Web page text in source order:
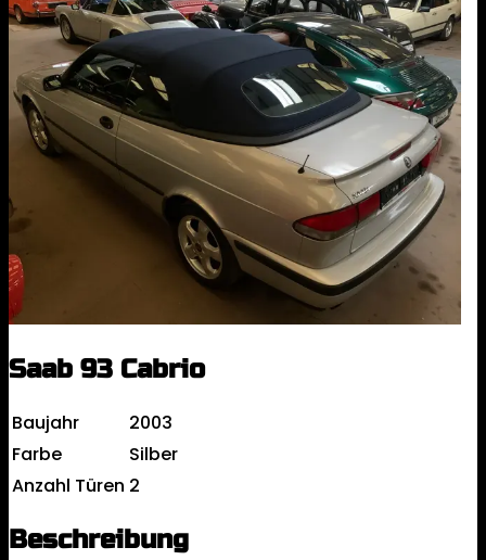
Saab 93 Cabrio
Baujahr
2003
Farbe
Silber
Anzahl Türen 2
Beschreibung